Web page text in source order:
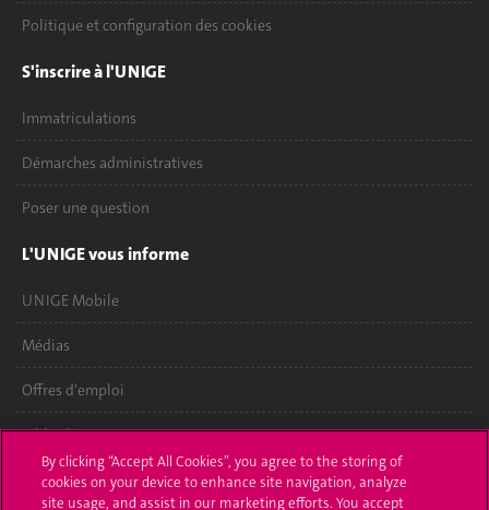
Politique et configuration des cookies
S'inscrire à l'UNIGE
Immatriculations
Démarches administratives
Poser une question
L'UNIGE vous informe
UNIGE Mobile
Médias
Offres d'emploi
Bibliothèque
Calendrier académique
By clicking “Accept All Cookies”, you agree to the storing of
cookies on your device to enhance site navigation, analyze
site usage, and assist in our marketing efforts. You accept